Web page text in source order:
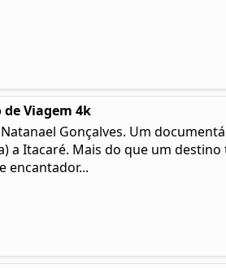
Viagem 4k
Gonçalves. Um
a Itacaré. Mais do que um
encantador...